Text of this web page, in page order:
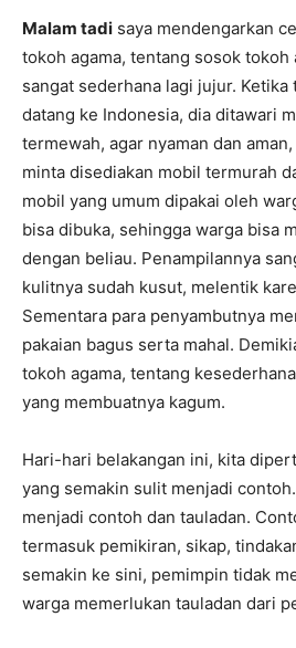
Malam tadi saya mendengarkan
tokoh agama, tentang sosok tokoh
sangat sederhana lagi jujur.
datang ke Indonesia, dia ditawari
termewah, agar nyaman dan
minta disediakan mobil termurah
mobil yang umum dipakai oleh
bisa dibuka, sehingga warga bisa
dengan beliau. Penampilannya
kulitnya sudah kusut, melentik
Sementara para penyambutnya
pakaian bagus serta mahal.
tokoh agama, tentang
yang membuatnya kagum.
Hari-hari belakangan ini, kita
yang semakin sulit menjadi
menjadi contoh dan tauladan.
termasuk pemikiran, sikap,
semakin ke sini, pemimpin tidak
warga memerlukan tauladan dari